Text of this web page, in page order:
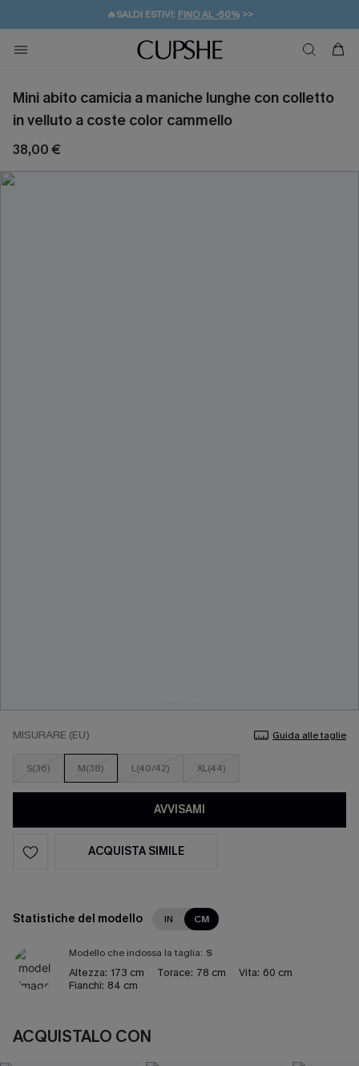
🔥SALDI ESTIVI: FINO AL -50%>>
🚚SPEDIZIONE GRATUITA DA 49€
💌REGALO PER I NUOVI: 20% DI SCONTO*
Mini abito camicia a maniche lunghe con colletto
in velluto a coste color cammello
38,00 €
MISURARE (EU) Guida alle taglie
S(36) M(38) L(40/42) XL(44)
AVVISAMI
ACQUISTA SIMILE
Statistiche del modello IN CM
Modello che indossa la taglia: S
Altezza: 173 cm Torace: 78 cm Vita: 60 cm
Fianchi: 84 cm
ACQUISTALO CON